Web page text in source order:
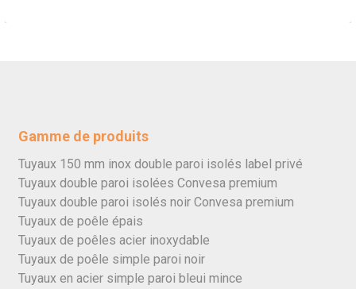
Gamme de produits
Tuyaux 150 mm inox double paroi isolés label privé
Tuyaux double paroi isolées Convesa premium
Tuyaux double paroi isolés noir Convesa premium
Tuyaux de poêle épais
Tuyaux de poêles acier inoxydable
Tuyaux de poêle simple paroi noir
Tuyaux en acier simple paroi bleui mince